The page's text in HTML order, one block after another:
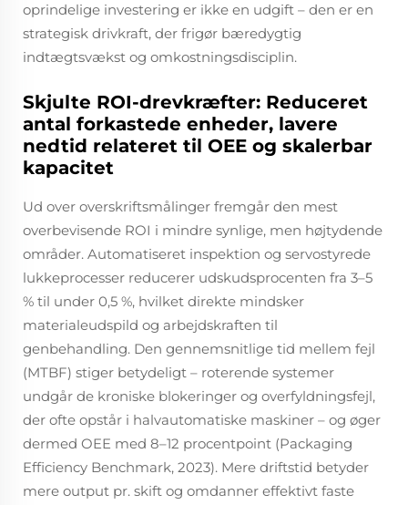
oprindelige investering er ikke en udgift – den er en
strategisk drivkraft, der frigør bæredygtig
indtægtsvækst og omkostningsdisciplin.
Skjulte ROI-drevkræfter: Reduceret
antal forkastede enheder, lavere
nedtid relateret til OEE og skalerbar
kapacitet
Ud over overskriftsmålinger fremgår den mest
overbevisende ROI i mindre synlige, men højtydende
områder. Automatiseret inspektion og servostyrede
lukkeprocesser reducerer udskudsprocenten fra 3–5
% til under 0,5 %, hvilket direkte mindsker
materialeudspild og arbejdskraften til
genbehandling. Den gennemsnitlige tid mellem fejl
(MTBF) stiger betydeligt – roterende systemer
undgår de kroniske blokeringer og overfyldningsfejl,
der ofte opstår i halvautomatiske maskiner – og øger
dermed OEE med 8–12 procentpoint (Packaging
Efficiency Benchmark, 2023). Mere driftstid betyder
mere output pr. skift og omdanner effektivt faste